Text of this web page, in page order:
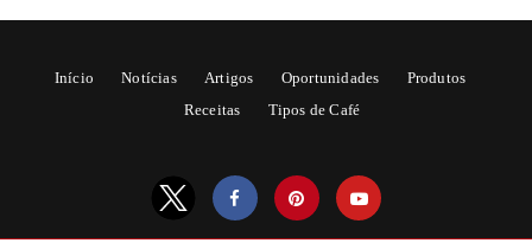
Início Notícias Artigos Oportunidades
Produtos
Receitas
Tipos de Café